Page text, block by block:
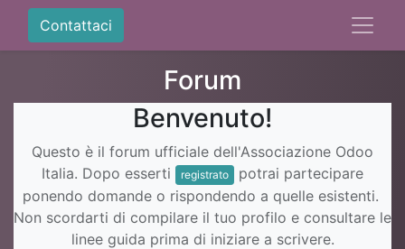
Contattaci
Forum
Benvenuto!
Questo è il forum ufficiale dell'Associazione Odoo
Italia. Dopo esserti
registrato
potrai partecipare
ponendo domande o rispondendo a quelle esistenti.
Non scordarti di compilare il tuo profilo e consultare le
linee guida prima di iniziare a scrivere.